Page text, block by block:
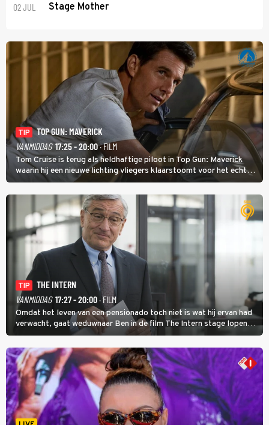
02 JUL Stage Mother
TIP
TOP GUN: MAVERICK
VANMIDDAG 17:25 - 20:00· FILM
Tom Cruise is terug als heldhaftige piloot in Top Gun: Maverick
waarin hij een nieuwe lichting vliegers klaarstoomt voor het echte
werk.
TIP
THE INTERN
VANMIDDAG 17:27 - 20:00· FILM
Omdat het leven van een pensionado toch niet is wat hij ervan had
verwacht, gaat weduwnaar Ben in de film The Intern stage lopen
bij de hippe webwinkel van Jules, wat een gouden zet blijkt te zijn.